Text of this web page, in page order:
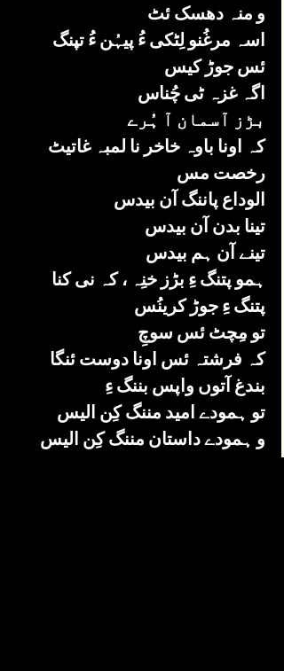
و منہ دھسک ئٹ
اسہ مرغُنو لِٹکی ءُ پیہُن ءُ تپنگ
ئس جوڑ کیس
اگہ غزہ ٹی چُناس
بڑز آسمان آ ہُرے
کہ اونا باوہ خاخر نا لمبہ غاتیٹ
رخصت مس
الوداع پاننگ آن بیدس
تینا بدن آن بیدس
تینے آن ہم بیدس
ہمو پتنگ ءِ بڑز خنِہ ، کہ نی کنا
پتنگ ءِ جوڑ کرینُس
تو مِچٹ ئس سوچِ
کہ فرشتہ ئس اونا دوست ئنگا
بندغ آتوں واپس بننگ ءِ
تو ہمودے امید مننگ کِن الیس
و ہمودے داستان مننگ کِن الیس